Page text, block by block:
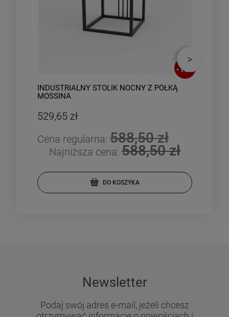
-10%
INDUSTRIALNY STOLIK NOCNY Z PÓŁKĄ
MOSSINA
529,65 zł
Cena regularna: 588,50 zł
Najniższa cena: 588,50 zł
DO KOSZYKA
Newsletter
Podaj swój adres e-mail, jeżeli chcesz